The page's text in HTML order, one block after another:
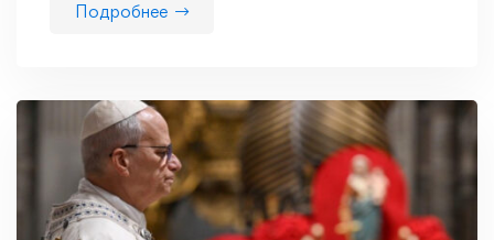
Подробнее